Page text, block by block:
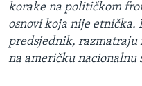
korake na političkom
osnovi koja nije etnička.
predsjednik, razmatraju
na američku nacionalnu